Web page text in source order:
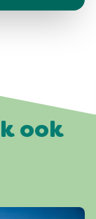
ook